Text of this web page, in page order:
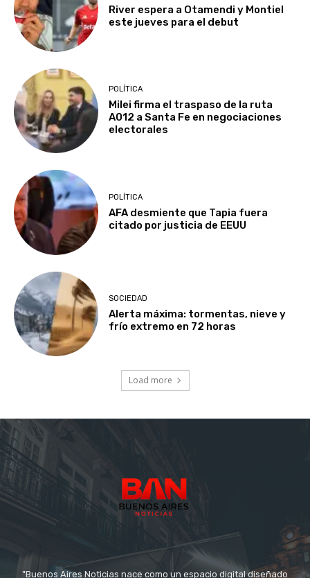
River espera a Otamendi y Montiel
este jueves para el debut
POLÍTICA
Milei firma el traspaso de la ruta
A012 a Santa Fe en negociaciones
electorales
POLÍTICA
AFA desmiente que Tapia fuera
citado por justicia de EEUU
SOCIEDAD
Alerta máxima: tormentas, nieve y
frío extremo en 72 horas
Load more
"Buenos Aires Noticias nace como un espacio digital diseñado